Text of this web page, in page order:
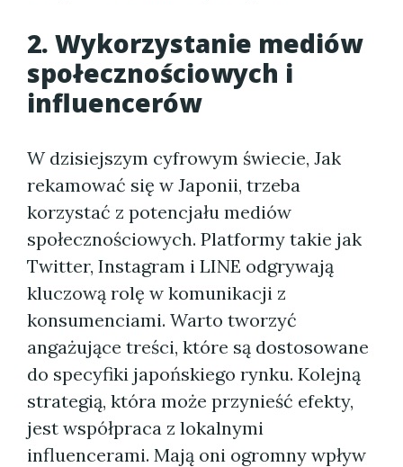
2. Wykorzystanie mediów
społecznościowych i
influencerów
W dzisiejszym cyfrowym świecie, Jak
rekamować się w Japonii, trzeba
korzystać z potencjału mediów
społecznościowych. Platformy takie jak
Twitter, Instagram i LINE odgrywają
kluczową rolę w komunikacji z
konsumenciami. Warto tworzyć
angażujące treści, które są dostosowane
do specyfiki japońskiego rynku. Kolejną
strategią, która może przynieść efekty,
jest współpraca z lokalnymi
influencerami. Mają oni ogromny wpływ